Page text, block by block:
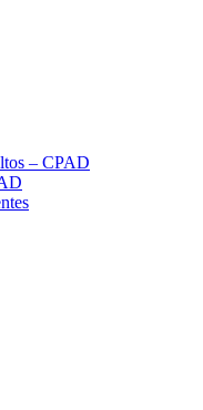
– CPAD